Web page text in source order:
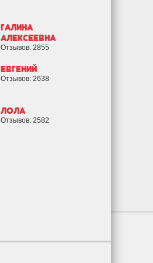
Галина
Алексеевна
Отзывов: 2855
евгений
Отзывов: 2638
Лола
Отзывов: 2582